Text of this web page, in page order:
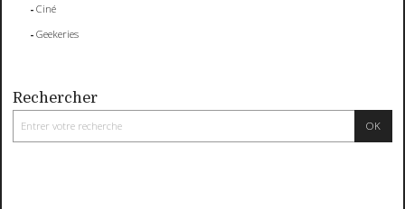
Ciné
Geekeries
Rechercher